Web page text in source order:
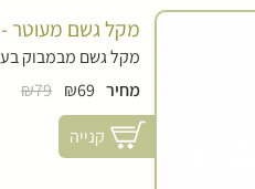
מקל גשם מעוטר - 60 ס"מ
מקל גשם מבמבוק
מחיר ₪69
₪79
קנייה